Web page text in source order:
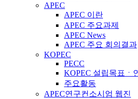
APEC
APEC 이란
APEC 주요과제
APEC News
APEC 주요 회의결과
KOPEC
PECC
KOPEC 설립목표ㆍ
주요활동
APEC연구컨소시엄 웹진